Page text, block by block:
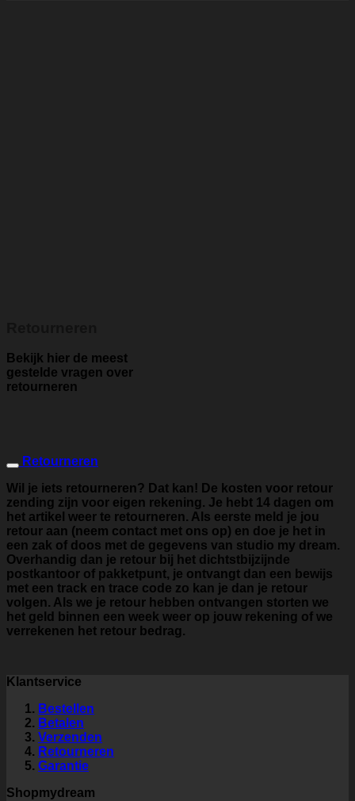
Bekijk hier de meest
gestelde vragen over
retourneren
Retourneren
Wil je iets retourneren? Dat kan! De kosten voor retour
zending zijn voor eigen rekening. Je hebt 14 dagen om
het artikel weer te retourneren. Als eerste meld je jou
retour aan (neem contact met ons op) en doe je het in
een zak of doos met de gegevens van studio my dream.
Overhandig dan je retour bij het dichtstbijzijnde
postkantoor of pakketpunt, je ontvangt dan een bewijs
met een track en trace code zo kan je dan je retour
volgen. Als we je retour hebben ontvangen storten we
het geld binnen een week weer op jouw rekening of we
verrekenen het retour bedrag.
Klantservice
Bestellen
Betalen
Verzenden
Retourneren
Garantie
Shopmydream